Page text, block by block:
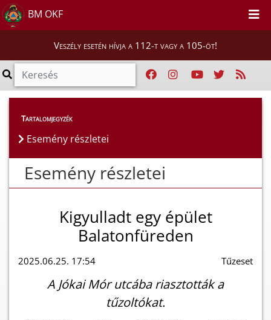
BM OKF
Veszély esetén hívja a 112-t vagy a 105-öt!
Esemény részletei
Tartalomjegyzék
Esemény részletei
Esemény részletei
Kigyulladt egy épület
Balatonfüreden
2025.06.25. 17:54 Tűzeset
A Jókai Mór utcába riasztották a
tűzoltókat.